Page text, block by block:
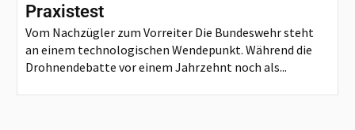
Praxistest
Vom Nachzügler zum Vorreiter Die Bundeswehr steht
an einem technologischen Wendepunkt. Während die
Drohnendebatte vor einem Jahrzehnt noch als...